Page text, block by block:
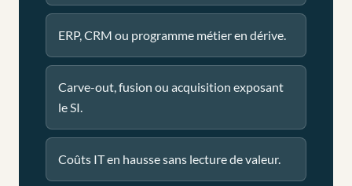
ERP, CRM ou programme métier en dérive.
Carve-out, fusion ou acquisition exposant
le SI.
Coûts IT en hausse sans lecture de valeur.